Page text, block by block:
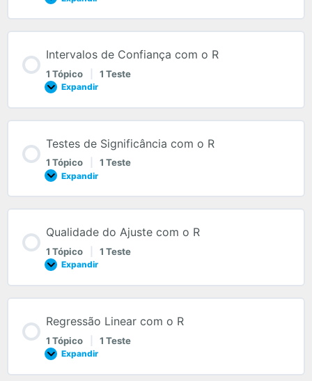
Intervalos de Confiança com o R
1 Tópico 1 Teste
Expandir
Testes de Significância com o R
1 Tópico 1 Teste
Expandir
Qualidade do Ajuste com o R
1 Tópico 1 Teste
Expandir
Regressão Linear com o R
1 Tópico 1 Teste
Expandir